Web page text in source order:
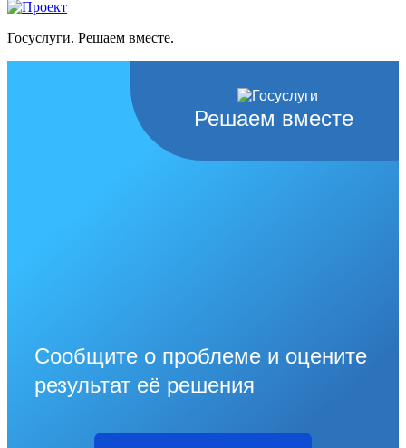
Госуслуги. Решаем вместе.
Решаем вместе
Сообщите о проблеме и оцените
результат её решения